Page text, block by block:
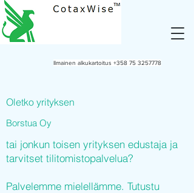
Ilmainen alkukartoitus +358 75 3257778
Oletko yrityksen
Borstua Oy
tai jonkun toisen yrityksen edustaja ja
tarvitset tilitomistopalvelua?
Palvelemme mielellämme. Tutustu